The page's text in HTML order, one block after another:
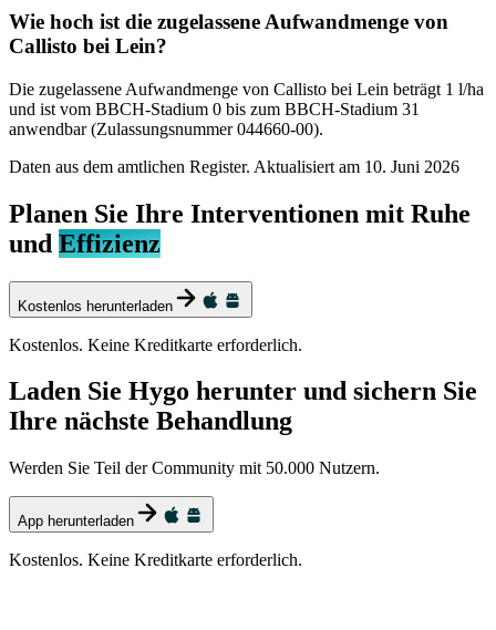
Wie hoch ist die zugelassene Aufwandmenge von
Callisto bei Lein?
Die zugelassene Aufwandmenge von Callisto bei Lein beträgt 1 l/ha
und ist vom BBCH-Stadium 0 bis zum BBCH-Stadium 31
anwendbar (Zulassungsnummer 044660-00).
Daten aus dem amtlichen Register. Aktualisiert am 10. Juni 2026
Planen Sie Ihre Interventionen mit Ruhe
und Effizienz
Kostenlos herunterladen
Kostenlos. Keine Kreditkarte erforderlich.
Laden Sie Hygo herunter und sichern Sie
Ihre nächste Behandlung
Werden Sie Teil der Community mit 50.000 Nutzern.
App herunterladen
Kostenlos. Keine Kreditkarte erforderlich.